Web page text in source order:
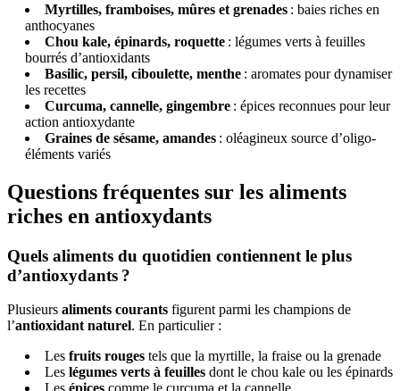
Myrtilles, framboises, mûres et grenades : baies riches en
anthocyanes
Chou kale, épinards, roquette : légumes verts à feuilles
bourrés d’antioxidants
Basilic, persil, ciboulette, menthe : aromates pour dynamiser
les recettes
Curcuma, cannelle, gingembre : épices reconnues pour leur
action antioxydante
Graines de sésame, amandes : oléagineux source d’oligo-
éléments variés
Questions fréquentes sur les aliments
riches en antioxydants
Quels aliments du quotidien contiennent le plus
d’antioxydants ?
Plusieurs aliments courants figurent parmi les champions de
l’antioxidant naturel. En particulier :
Les fruits rouges tels que la myrtille, la fraise ou la grenade
Les légumes verts à feuilles dont le chou kale ou les épinards